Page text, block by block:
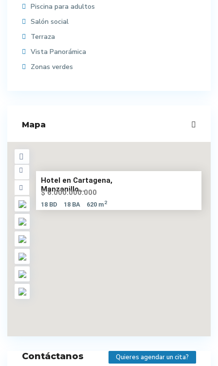
Piscina para adultos
Salón social
Terraza
Vista Panorámica
Zonas verdes
Mapa
Hotel en Cartagena,
Manzanillo...
$ 6.000.000.000
18 BD 18 BA 620 m2
Contáctanos Quieres agendar un cita?